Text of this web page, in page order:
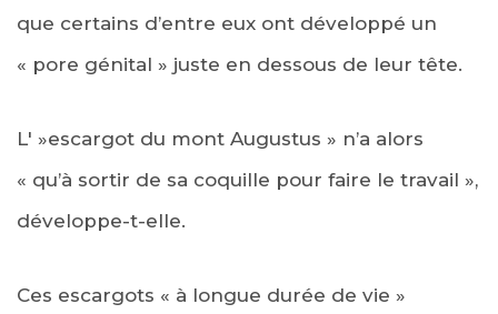
que certains d’entre eux ont développé un
« pore génital » juste en dessous de leur tête.
L' »escargot du mont Augustus » n’a alors
« qu’à sortir de sa coquille pour faire le travail »,
développe-t-elle.
Ces escargots « à longue durée de vie »